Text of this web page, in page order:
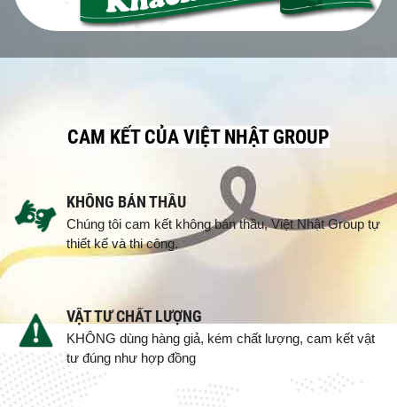
CAM KẾT CỦA VIỆT NHẬT GROUP
KHÔNG BÁN THẦU
Chúng tôi cam kết không bán thầu, Việt Nhật Group tự
thiết kế và thi công.
VẬT TƯ CHẤT LƯỢNG
KHÔNG dùng hàng giả, kém chất lượng, cam kết vật
tư đúng như hợp đồng